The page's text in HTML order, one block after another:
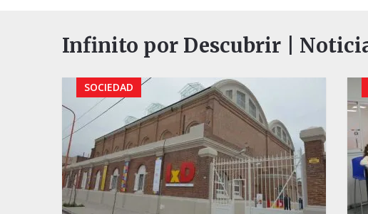
Infinito por Descubrir |
SOCIEDAD